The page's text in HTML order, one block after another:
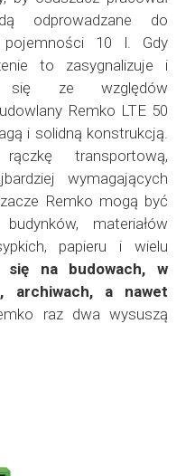
odprowadzane do
pojemności 10 l. Gdy
to zasygnalizuje i
się ze względów
Remko LTE 50
i solidną konstrukcją.
transportową,
wymagających
Remko mogą być
materiałów
papieru i wielu
się na budowach, w
archiwach, a nawet
raz dwa wysuszą